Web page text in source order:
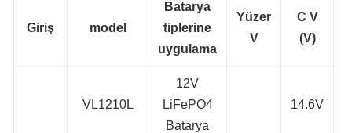
Giriş model
Batarya
tiplerine
uygulama
Yüzer
V
C V
(V)
VL1210L
12V
LiFePO4
Batarya
14.6V